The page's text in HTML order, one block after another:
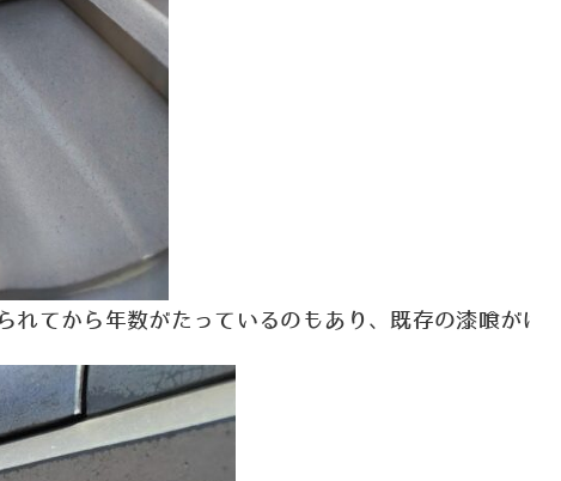
れてから年数がたっているのもあり、既存の漆喰がけ